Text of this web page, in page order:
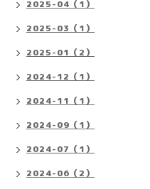
2025-04（1）
2025-03（1）
2025-01（2）
2024-12（1）
2024-11（1）
2024-09（1）
2024-07（1）
2024-06（2）